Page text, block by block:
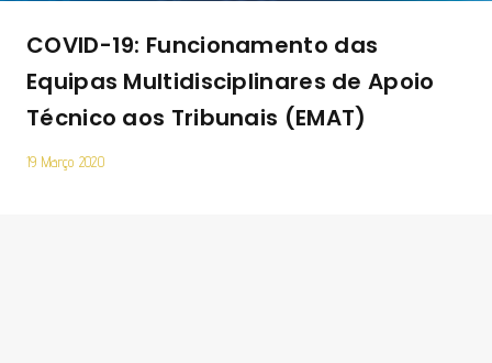
COVID-19: Funcionamento das
Equipas Multidisciplinares de Apoio
Técnico aos Tribunais (EMAT)
19 Março 2020